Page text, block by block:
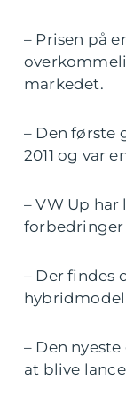
– Prisen på
markedet.
– Den første
2011 og var
– VW Up
forbedringer
– Der findes
– Den
at blive